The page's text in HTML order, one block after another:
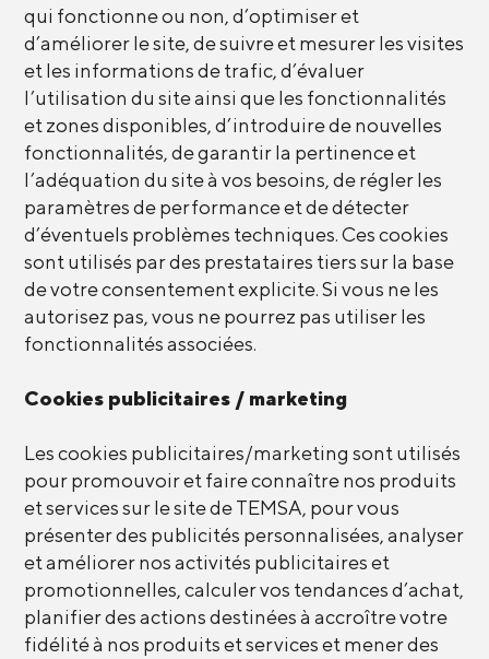
qui fonctionne ou non, d’optimiser et
d’améliorer le site, de suivre et mesurer les visites
et les informations de trafic, d’évaluer
l’utilisation du site ainsi que les fonctionnalités
et zones disponibles, d’introduire de nouvelles
fonctionnalités, de garantir la pertinence et
l’adéquation du site à vos besoins, de régler les
paramètres de performance et de détecter
d’éventuels problèmes techniques. Ces cookies
sont utilisés par des prestataires tiers sur la base
de votre consentement explicite. Si vous ne les
autorisez pas, vous ne pourrez pas utiliser les
fonctionnalités associées.
Cookies publicitaires / marketing
Les cookies publicitaires/marketing sont utilisés
pour promouvoir et faire connaître nos produits
et services sur le site de TEMSA, pour vous
présenter des publicités personnalisées, analyser
et améliorer nos activités publicitaires et
promotionnelles, calculer vos tendances d’achat,
planifier des actions destinées à accroître votre
fidélité à nos produits et services et mener des